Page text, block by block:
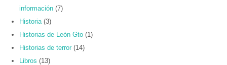
información (7)
Historia (3)
Historias de León Gto (1)
Historias de terror (14)
Libros (13)